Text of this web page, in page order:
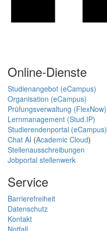
Online-Dienste
Studienangebot (eCampus)
Organisation (eCampus)
Prüfungsverwaltung (FlexNow)
Lernmanagement (Stud.IP)
Studierendenportal (eCampus)
Chat AI (Academic Cloud)
Stellenausschreibungen
Jobportal stellenwerk
Service
Barrierefreiheit
Datenschutz
Kontakt
Notfall